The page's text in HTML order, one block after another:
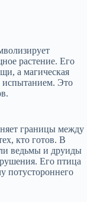
растение. Его
а магическая
испытанием. Это
границы между
кто готов. В
ведьмы и друиды
Его птица
потустороннего